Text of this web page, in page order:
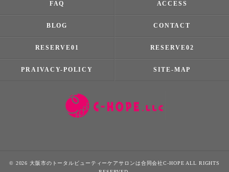
FAQ ACCESS
BLOG CONTACT
RESERVE01 RESERVE02
PRAIVACY-POLICY SITE-MAP
© 2026 大阪市のトータルビューティーケアサロンは合同会社C-HOPE ALL RIGHTS